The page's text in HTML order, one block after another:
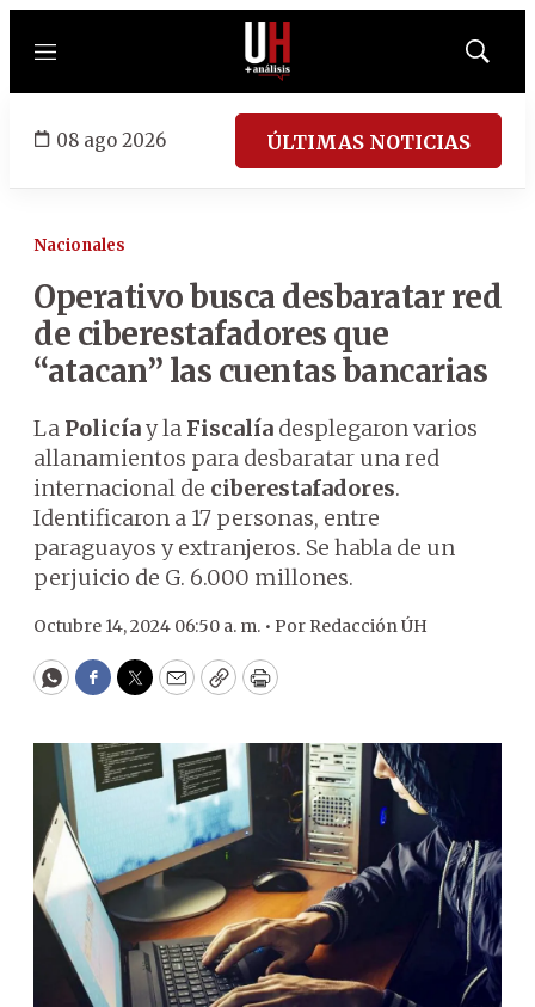
Menú
Mostrar
08 ago 2026 ÚLTIMAS NOTICIAS
Nacionales
Operativo busca desbaratar red
de ciberestafadores que
“atacan” las cuentas bancarias
La Policíay la Fiscalía desplegaron varios
allanamientos para desbaratar una red
internacional de ciberestafadores.
Identificaron a 17 personas, entre
paraguayos y extranjeros. Se habla de un
perjuicio de G. 6.000 millones.
Octubre 14, 2024 06:50 a. m. • Por Redacción ÚH
WhatsApp
Facebook
Twitter
EmailCopyPrint